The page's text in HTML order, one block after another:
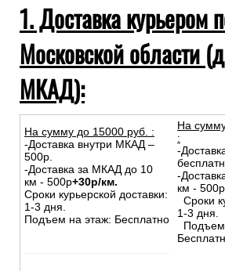
1. Доставка курьером
Московской области
МКАД):
На сумму до 15000 руб. :
-Доставка внутри МКАД –
500р.
-Доставка за МКАД до 10
км - 500р+30р/км.
Сроки курьерской доставки:
1-3 дня.
Подъем на этаж: Бесплатно
На
:
-
-
км -
Сроки
1-3 дня.
Подъем